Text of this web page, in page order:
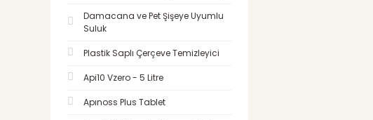
Damacana ve Pet Şişeye Uyumlu
Suluk
Plastik Saplı Çerçeve Temizleyici
Api10 Vzero - 5 Litre
Apınoss Plus Tablet